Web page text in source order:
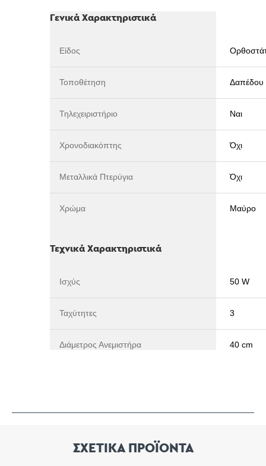
Γενικά Χαρακτηριστικά
Είδος
Τοποθέτηση Δαπέδου
Τηλεχειριστήριο Ναι
Χρονοδιακόπτης Όχι
Μεταλλικά Πτερύγια Όχι
Χρώμα Μαύρο
Τεχνικά Χαρακτηριστικά
Ισχύς 50 W
Ταχύτητες 3
Διάμετρος Ανεμιστήρα 40 cm
ΣΧΕΤΙΚΑ ΠΡΟΪΟΝΤΑ